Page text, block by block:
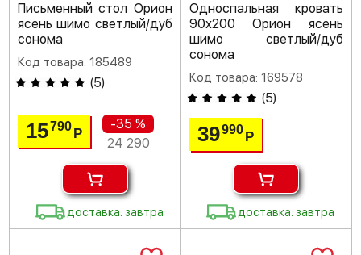
Письменный стол Орион
ясень шимо светлый/дуб
сонома
Код товара: 185489
(5)
15790Р
-35 %
24 290
доставка: завтра
Односпальная кровать
90х200 Орион ясень
шимо светлый/дуб
сонома
Код товара: 169578
(5)
39990 Р
доставка: завтра